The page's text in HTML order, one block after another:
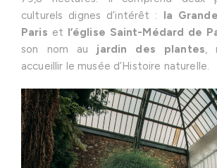
culturels dignes d’intérêt : la
Paris et l’église Saint-Médard de
son nom au jardin des plantes ,
accueillir le musée d’Histoire naturelle.